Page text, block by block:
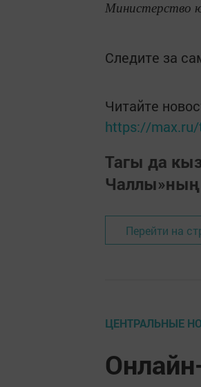
Министерство
Следите за
Читайте
https://
Тагы да
Чаллы»ның
Перейти на
ЦЕНТРАЛЬНЫЕ